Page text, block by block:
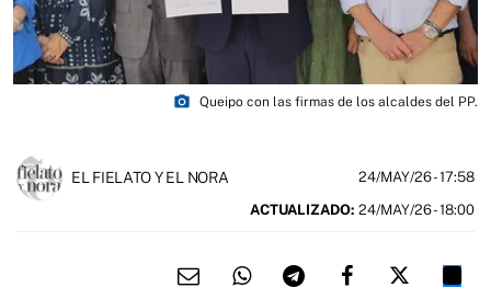
photo_camera Queipo con las firmas de los alcaldes del PP.
EL FIELATO Y EL NORA 24/MAY/26- 17:58
ACTUALIZADO: 24/MAY/26 - 18:00